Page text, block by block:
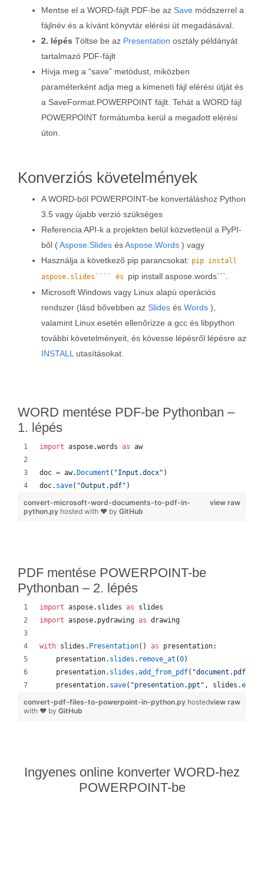
Mentse el a WORD-fájlt PDF-be az Save módszerrel a
fájlnév és a kívánt könyvtár elérési út megadásával.
2. lépés Töltse be az Presentation osztály példányát
tartalmazó PDF-fájlt
Hívja meg a “save” metódust, miközben
paraméterként adja meg a kimeneti fájl elérési útját és
a SaveFormat.POWERPOINT fájlt. Tehát a WORD fájl
POWERPOINT formátumba kerül a megadott elérési
úton.
Konverziós követelmények
A WORD-ből POWERPOINT-be konvertáláshoz Python
3.5 vagy újabb verzió szükséges
Referencia API-k a projekten belül közvetlenül a PyPI-
ből (Aspose.Slides ésAspose.Words ) vagy
Használja a következő pip parancsokat: pip install
aspose.slides```` és pip install aspose.words```.
Microsoft Windows vagy Linux alapú operációs
rendszer (lásd bővebben az Slides és Words ),
valamint Linux esetén ellenőrizze a gcc és libpython
további követelményeit, és kövesse lépésről lépésre az
INSTALL utasításokat.
WORD mentése PDF-be Pythonban –
1. lépés
import aspose.words as aw
doc = aw. Document ( "Input.docx" )
doc. save( "Output.pdf" )
view raw
convert-microsoft-word-documents-to-pdf-in-
python.py hosted with ❤ by GitHub
PDF mentése POWERPOINT-be
Pythonban – 2. lépés
import aspose. slides as
slides
import aspose. pydrawing as drawing
with slides . Presentation() as presentation:
presentation. slides . remove_at (0)
presentation. slides .add_from_pdf( "document.pdf"
presentation. save( "presentation.ppt" , slides .
view raw
convert-pdf-files-to-powerpoint-in-python.py hosted
with ❤ by GitHub
Ingyenes online konverter WORD-hez
POWERPOINT-be